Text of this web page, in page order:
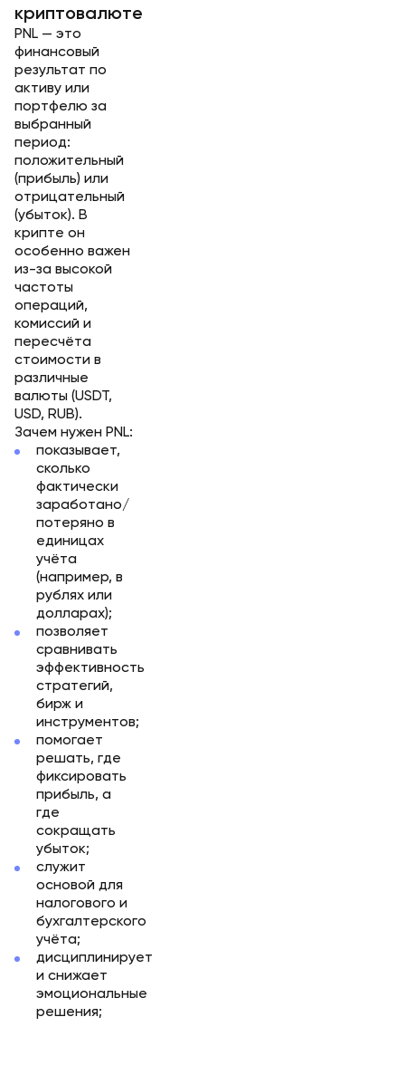
криптовалюте
PNL — это
финансовый
результат по
активу или
портфелю за
выбранный
период:
положительный
(прибыль) или
отрицательный
(убыток). В
крипте он
особенно важен
из-за высокой
частоты
операций,
комиссий и
пересчёта
стоимости в
различные
валюты (USDT,
USD, RUB).
Зачем нужен PNL:
показывает,
сколько
фактически
заработано/
потеряно в
единицах
учёта
(например, в
рублях или
долларах);
позволяет
сравнивать
эффективность
стратегий,
бирж и
инструментов;
помогает
решать, где
фиксировать
прибыль, а
где
сокращать
убыток;
служит
основой для
налогового и
бухгалтерского
учёта;
дисциплинирует
и снижает
эмоциональные
решения;